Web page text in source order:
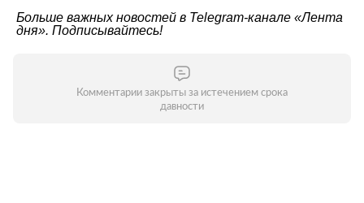
Больше важных новостей в Telegram-канале «Лента
дня». Подписывайтесь!
Комментарии закрыты за истечением срока
давности